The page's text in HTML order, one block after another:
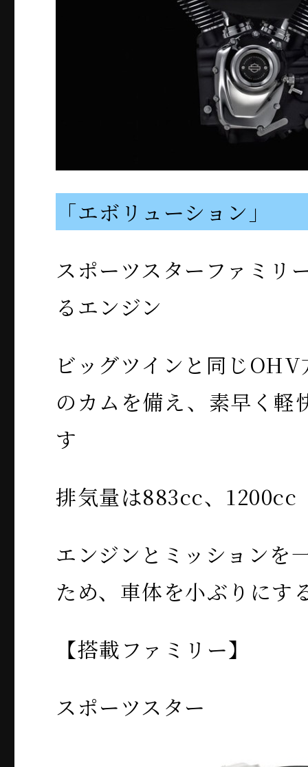
「エボリューション」
スポーツスターファミリ
るエンジン
ビッグツインと同じ
のカムを備え、素早く軽
す
排気量は883cc、1200cc
エンジンとミッションを
ため、車体を小ぶりにす
【搭載ファミリー】
スポーツスター